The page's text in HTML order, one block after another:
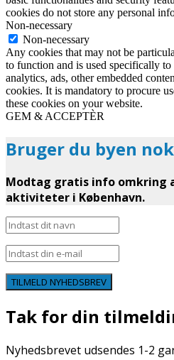
cookies do not store any personal
Non-necessary
Non-necessary
Any cookies that may not be
to function and is used specifically to
analytics, ads, other embedded
cookies. It is mandatory to procure
these cookies on your website.
GEM & ACCEPTÈR
Bruger du byen
Modtag gratis info omkring
aktiviteter i København.
TILMELD NYHEDSBREV
Tak for din
Nyhedsbrevet udsendes 1-2